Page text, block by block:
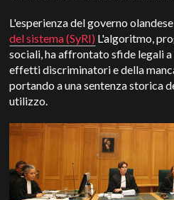
L'esperienza del governo
del sistema (SyRI) L'algoritmo,
sociali, ha affrontato sfide legali
effetti discriminatori e della
portando a una sentenza storica
utilizzo.